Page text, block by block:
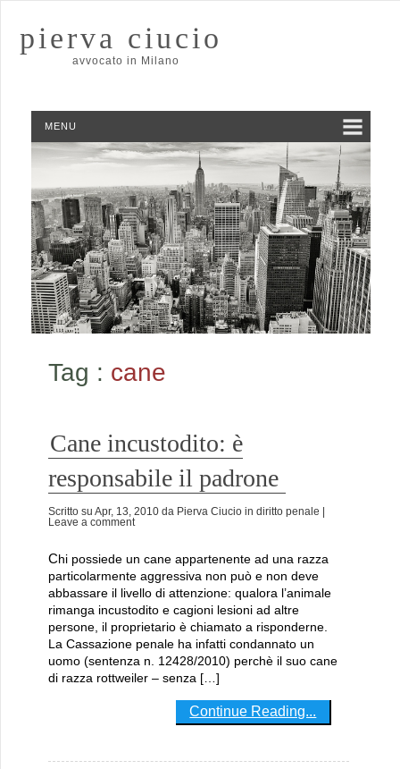
pierva ciucio
avvocato in Milano
MENU
Tag : cane
Cane incustodito: è
responsabile il padrone
Scritto su Apr, 13, 2010 da Pierva Ciucio in diritto penale
Leave a comment
Chi possiede un cane appartenente ad una razza
particolarmente aggressiva non può e non deve
abbassare il livello di attenzione: qualora l’animale
rimanga incustodito e cagioni lesioni ad altre
persone, il proprietario è chiamato a risponderne.
La Cassazione penale ha infatti condannato un
uomo (sentenza n. 12428/2010) perchè il suo cane
di razza rottweiler – senza […]
Continue Reading...